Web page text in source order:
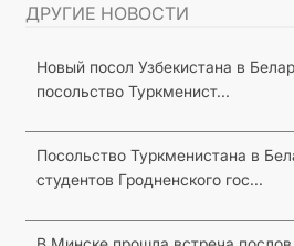
ДРУГИЕ НОВОСТИ
Новый посол Узбекистана в
посольство Туркменист...
Посольство Туркменистана в
студентов Гродненского гос...